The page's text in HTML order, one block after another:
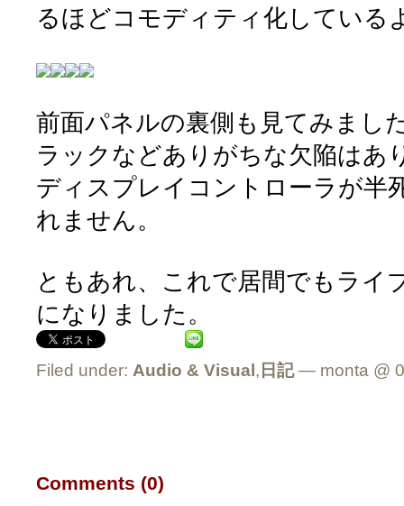
るほどコモディティ化している
前面パネルの裏側も見てみまし
ラックなどありがちな欠陥はあ
ディスプレイコントローラが半
れません。
ともあれ、これで居間でもライ
になりました。
Filed under: Audio & Visual , 日記— monta @
Comments (0)